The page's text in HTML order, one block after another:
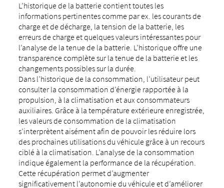
L’historique de la batterie contient toutes les
informations pertinentes comme par ex. les courants de
charge et de décharge, la tension de la batterie, les
erreurs de charge et quelques valeurs intéressantes pour
l’analyse de la tenue de la batterie. L’historique offre une
transparence complète sur la tenue de la batterie et les
changements possibles sur la durée.
Dans l’historique de la consommation, l’utilisateur peut
consulter la consommation d’énergie rapportée à la
propulsion, à la climatisation et aux consommateurs
auxiliaires. Grâce à la température extérieure enregistrée,
les valeurs de consommation de la climatisation
s’interprètent aisément afin de pouvoir les réduire lors
des prochaines utilisations du véhicule grâce à un recours
ciblé à la climatisation. L’analyse de la consommation
indique également la performance de la récupération.
Cette récupération permet d’augmenter
significativement l’autonomie du véhicule et d’améliorer